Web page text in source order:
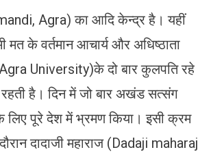
Agra) का आदि केन्द्र है। यहीं
मत के वर्तमान आचार्य और अधिष्ठाता
Agra University)के दो बार कुलपति रहे
है। दिन में जो बार अखंड सत्संग
के लिए पूरे देश में भ्रमण किया। इसी क्रम
दादाजी महाराज (Dadaji maharaj